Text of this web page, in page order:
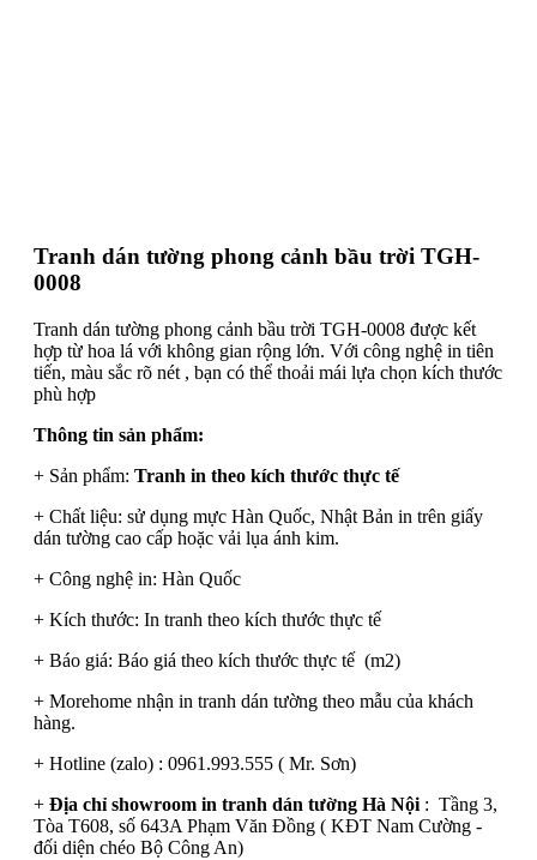
Tranh dán tường phong cảnh bầu trời TGH-
0008
Tranh dán tường phong cảnh bầu trời TGH-0008 được kết
hợp từ hoa lá với không gian rộng lớn. Với công nghệ in tiên
tiến, màu sắc rõ nét , bạn có thể thoải mái lựa chọn kích thước
phù hợp
Thông tin sản phẩm:
+ Sản phẩm: Tranh in theo kích thước thực tế
+ Chất liệu: sử dụng mực Hàn Quốc, Nhật Bản in trên giấy
dán tường cao cấp hoặc vải lụa ánh kim.
+ Công nghệ in: Hàn Quốc
+ Kích thước: In tranh theo kích thước thực tế
+ Báo giá: Báo giá theo kích thước thực tế (m2)
+ Morehome nhận in tranh dán tường theo mẫu của khách
hàng.
+ Hotline (zalo) : 0961.993.555 ( Mr. Sơn)
+ Địa chỉ showroom in tranh dán tường Hà Nội : Tầng 3,
Tòa T608, số 643A Phạm Văn Đồng ( KĐT Nam Cường -
đối diện chéo Bộ Công An)